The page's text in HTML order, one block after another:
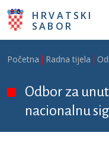
Skoči na glavni sadržaj
HRVATSKI
SABOR
Breadcrumb
Početna Radna tijela
Odbor za
nacionalnu